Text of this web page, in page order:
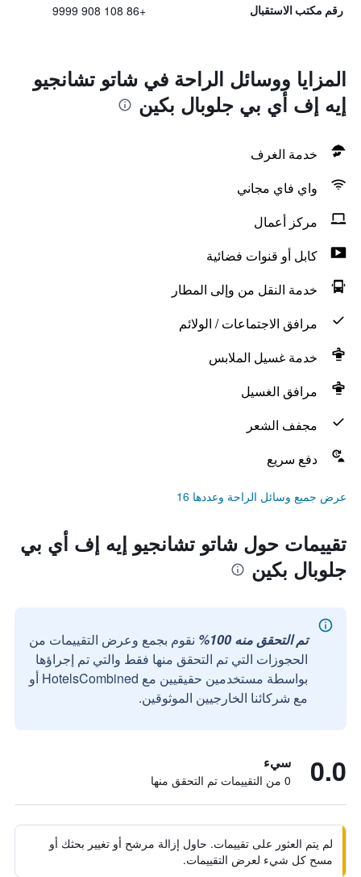
رقم مكتب الاستقبال +86 108 908 9999
المزايا ووسائل الراحة في شاتو تشانجيو
إيه إف أي بي جلوبال بكين
خدمة الغرف
واي فاي مجاني
مركز أعمال
كابل أو قنوات فضائية
خدمة النقل من وإلى المطار
مرافق الاجتماعات / الولائم
خدمة غسيل الملابس
مرافق الغسيل
مجفف الشعر
دفع سريع
عرض جميع وسائل الراحة وعددها 16
تقييمات حول شاتو تشانجيو إيه إف أي بي
جلوبال بكين
تم التحقق منه 100%
نقوم بجمع وعرض التقييمات من
الحجوزات التي تم التحقق منها فقط والتي تم إجراؤها
بواسطة مستخدمين حقيقيين مع HotelsCombined أو
مع شركائنا الخارجيين الموثوقين.
0.0 سيء
0 من التقييمات تم التحقق منها
لم يتم العثور على تقييمات. حاول إزالة مرشح أو تغيير بحثك أو
مسح كل شيء لعرض التقييمات.